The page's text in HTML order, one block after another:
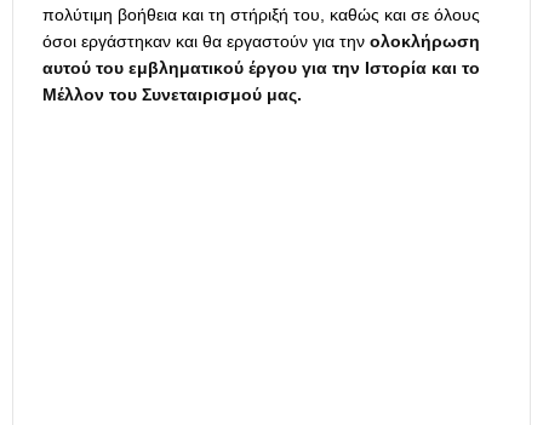
πολύτιμη βοήθεια και τη στήριξή του, καθώς και σε όλους
όσοι εργάστηκαν και θα εργαστούν για την ολοκλήρωση
αυτού του εμβληματικού έργου για την Ιστορία και το
Μέλλον του Συνεταιρισμού μας.